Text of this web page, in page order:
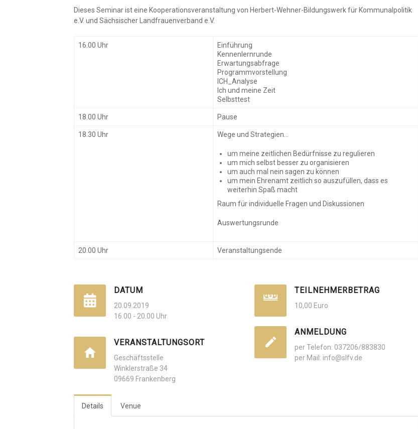
Dieses Seminar ist eine Kooperationsveranstaltung von Herbert-Wehner-Bildungswerk für Kommunalpolitik
e.V. und Sächsischer Landfrauenverband e.V.
16.00 Uhr
Einführung
Kennenlernrunde
Erwartungsabfrage
Programmvorstellung
ICH_Analyse
Ich und meine Zeit
Selbsttest
18.00 Uhr Pause
18.30 Uhr Wege und Strategien...
um meine zeitlichen Bedürfnisse zu regulieren
um mich selbst besser zu organisieren
um auch mal nein sagen zu können
um mein Ehrenamt zeitlich so auszufüllen, dass es
weiterhin Spaß macht
Raum für individuelle Fragen und Diskussionen
Auswertungsrunde
20.00 Uhr Veranstaltungsende
DATUM
20.09.2019
16.00 - 20.00 Uhr
VERANSTALTUNGSORT
Geschäftsstelle
Winklerstraße 34
09669 Frankenberg
TEILNEHMERBETRAG
10,00 Euro
ANMELDUNG
per Telefon: 037206/883830
per Mail: info@slfv.de
Details Venue